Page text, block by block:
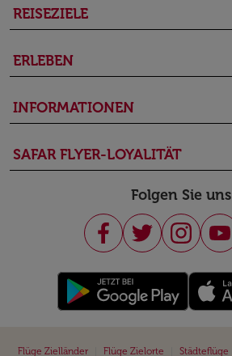
REISEZIELE
ERLEBEN
INFORMATIONEN
SAFAR FLYER-LOYALITÄT
Folgen Sie uns
Flüge Zielländer Flüge Zielorte Städteflüge